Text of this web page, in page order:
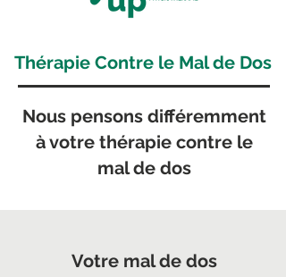
Thérapie Contre le Mal de Dos
Nous pensons différemment
à votre thérapie contre le
mal de dos
Votre mal de dos